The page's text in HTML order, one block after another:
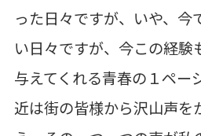
った日々ですが、いや、今
い日々ですが、今この経験
与えてくれる青春の１ペー
近は街の皆様から沢山声を